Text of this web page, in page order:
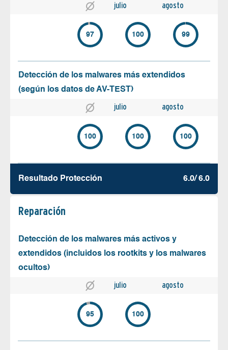
julio agosto
97 100 99
Detección de los malwares más extendidos
(según los datos de AV-TEST)
julio agosto
100 100 100
Resultado Protección 6.0/ 6.0
Reparación
Detección de los malwares más activos y
extendidos (incluidos los rootkits y los malwares
ocultos)
julio agosto
95 100